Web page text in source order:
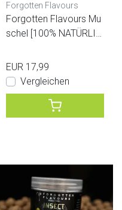
Forgotten Flavours
Forgotten Flavours Mu
schel [100% NATÜRLIC
EUR 17,99
Vergleichen